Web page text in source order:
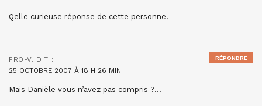
Qelle curieuse réponse de cette personne.
PRO-V. DIT :
25 OCTOBRE 2007 À 18 H 26 MIN
Mais Danièle vous n’avez pas compris ?…
RÉPONDRE